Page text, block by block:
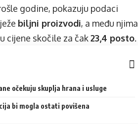
godine, pokazuju podaci
biljni proizvodi, a među njima
cijene skočile za čak23,4 posto.
očekuju skuplja hrana i usluge
bi mogla ostati povišena